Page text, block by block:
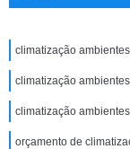
climatização
climatização
climatização
orçamento de